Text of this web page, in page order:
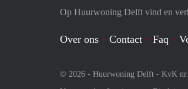
Op Huurwoning Delft vind en
Over ons Contact Faq
© 2026 - Huurwoning Delft - KvK